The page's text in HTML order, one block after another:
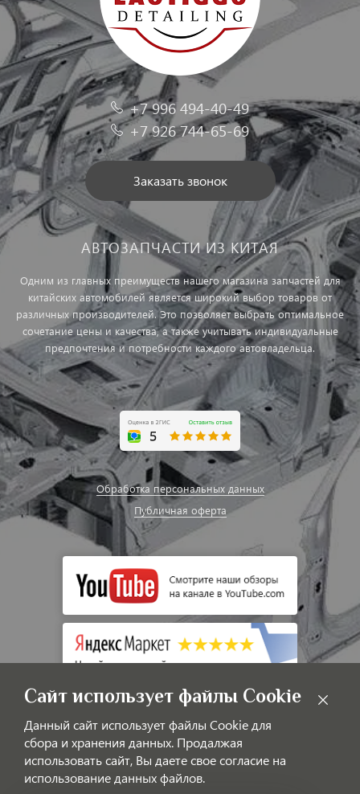
+7 996 494-40-49
+7 926 744-65-69
Заказать звонок
АВТОЗАПЧАСТИ ИЗ КИТАЯ
Одним из главных преимуществ нашего магазина запчастей для
китайских автомобилей является широкий выбор товаров от
различных производителей. Это позволяет выбрать оптимальное
сочетание цены и качества, а также учитывать индивидуальные
предпочтения и потребности каждого автовладельца.
Обработка персональных данных
Публичная оферта
© LAOTIGGO — Интернет-магазин автозапчастей для китайских
Сайт использует файлы Cookie
Данный сайт использует файлы Cookie для
сбора и хранения данных. Продалжая
использовать сайт, Вы даете свое согласие на
использование данных файлов.